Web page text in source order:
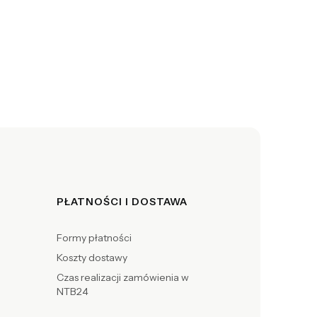
PŁATNOŚCI I DOSTAWA
Formy płatności
Koszty dostawy
Czas realizacji zamówienia w
NTB24